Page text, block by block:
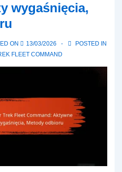
wygaśnięcia,
ON 13/03/2026
POSTED IN
FLEET COMMAND